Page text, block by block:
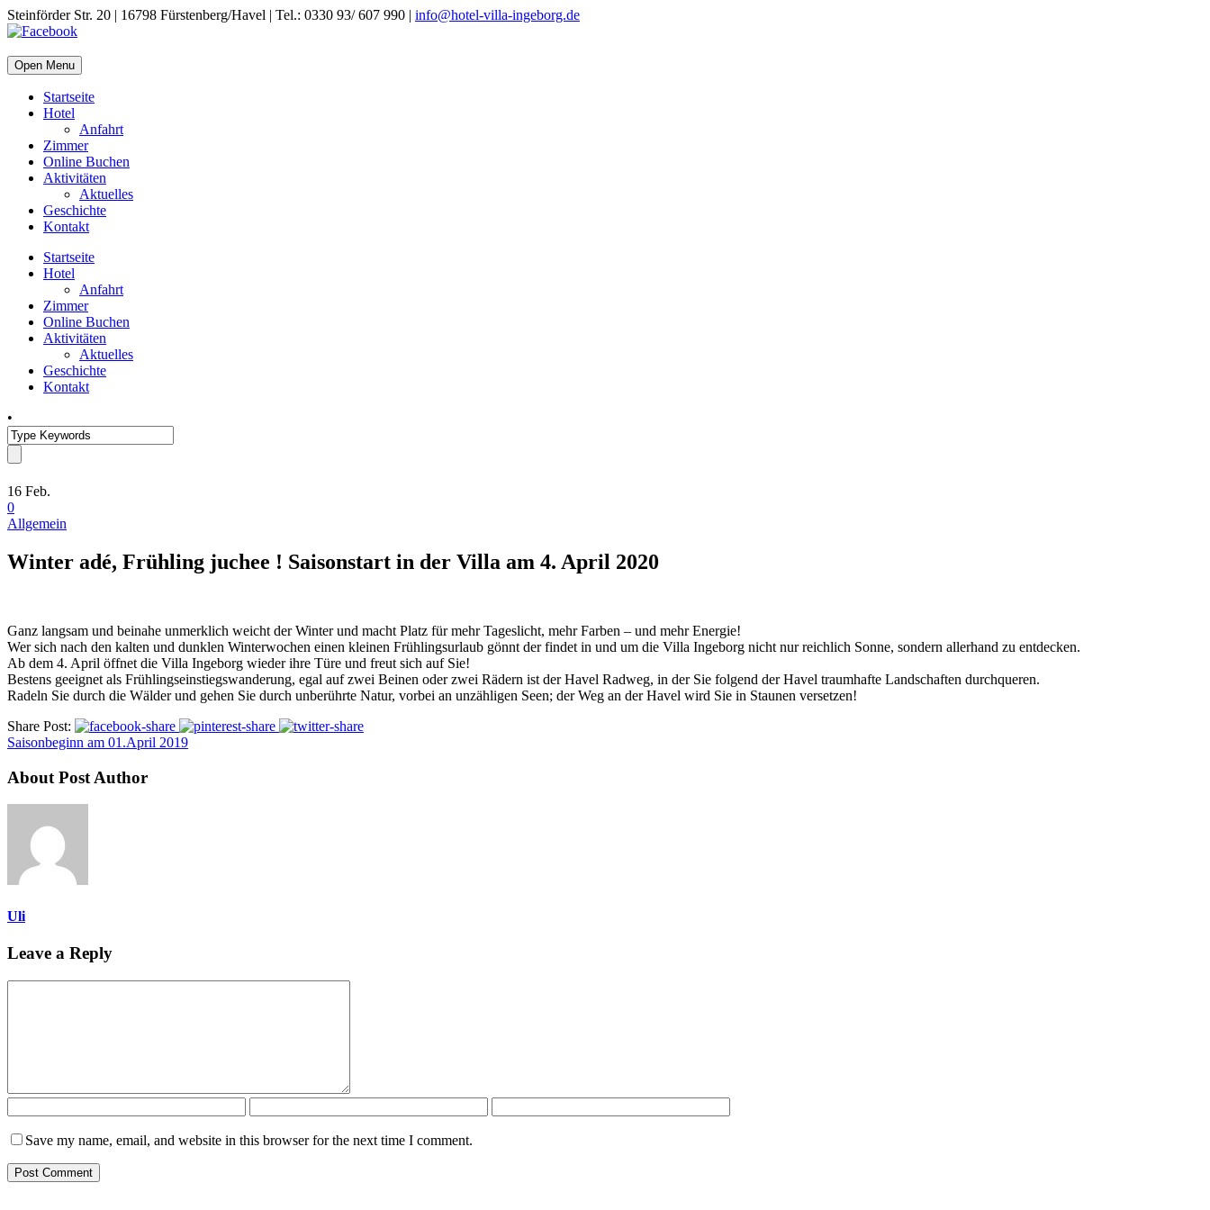
Steinförder Str. 20 | 16798 Fürstenberg/Havel | Tel.: 0330 93/ 607 990 | info@hotel-villa-ingeborg.de
Open Menu
Startseite
Hotel
Anfahrt
Zimmer
Online Buchen
Aktivitäten
Aktuelles
Geschichte
Kontakt
Startseite
Hotel
Anfahrt
Zimmer
Online Buchen
Aktivitäten
Aktuelles
Geschichte
Kontakt
•
16 Feb.
0
Allgemein
Winter adé, Frühling juchee ! Saisonstart in der Villa am 4. April 2020
Ganz langsam und beinahe unmerklich weicht der Winter und macht Platz für mehr Tageslicht, mehr Farben – und mehr Energie!
Wer sich nach den kalten und dunklen Winterwochen einen kleinen Frühlingsurlaub gönnt der findet in und um die Villa Ingeborg nicht nur reichlich Sonne, sondern allerhand zu entdecken.
Ab dem 4. April öffnet die Villa Ingeborg wieder ihre Türe und freut sich auf Sie!
Bestens geeignet als Frühlingseinstiegswanderung, egal auf zwei Beinen oder zwei Rädern ist der Havel Radweg, in der Sie folgend der Havel traumhafte Landschaften durchqueren.
Radeln Sie durch die Wälder und gehen Sie durch unberührte Natur, vorbei an unzähligen Seen; der Weg an der Havel wird Sie in Staunen versetzen!
Share Post:
Saisonbeginn am 01.April 2019
About Post Author
Uli
Leave a Reply
Save my name, email, and website in this browser for the next time I comment.